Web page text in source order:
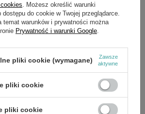
OGLĄDANE
. Możesz określić warunki
do cookie w Twojej przeglądarce.
temat warunków i prywatności można
Prywatność i warunki Google
pliki cookie (wymagane)
Zawsze
aktywne
pliki cookie
pliki cookie